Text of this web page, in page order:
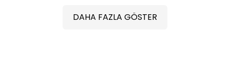
DAHA FAZLA GÖSTER